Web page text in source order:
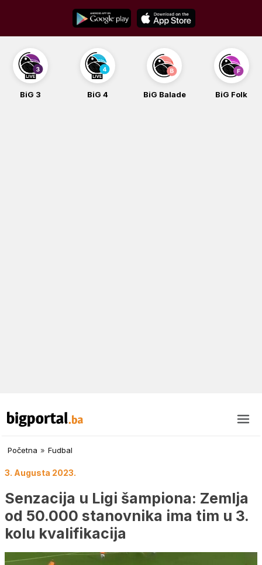
content
BiG 4 BiG Balade BiG Folk BiG iG
Početna » Fudbal
3. Augusta 2023.
Senzacija u Ligi šampiona: Zemlja
od 50.000 stanovnika ima tim u 3.
kolu kvalifikacija